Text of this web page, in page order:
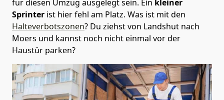
für diesen Umzug ausgelegt sein. Ein kleiner
Sprinter ist hier fehl am Platz. Was ist mit den
Halteverbotszonen? Du ziehst von Landshut nach
Moers und kannst noch nicht einmal vor der
Haustür parken?